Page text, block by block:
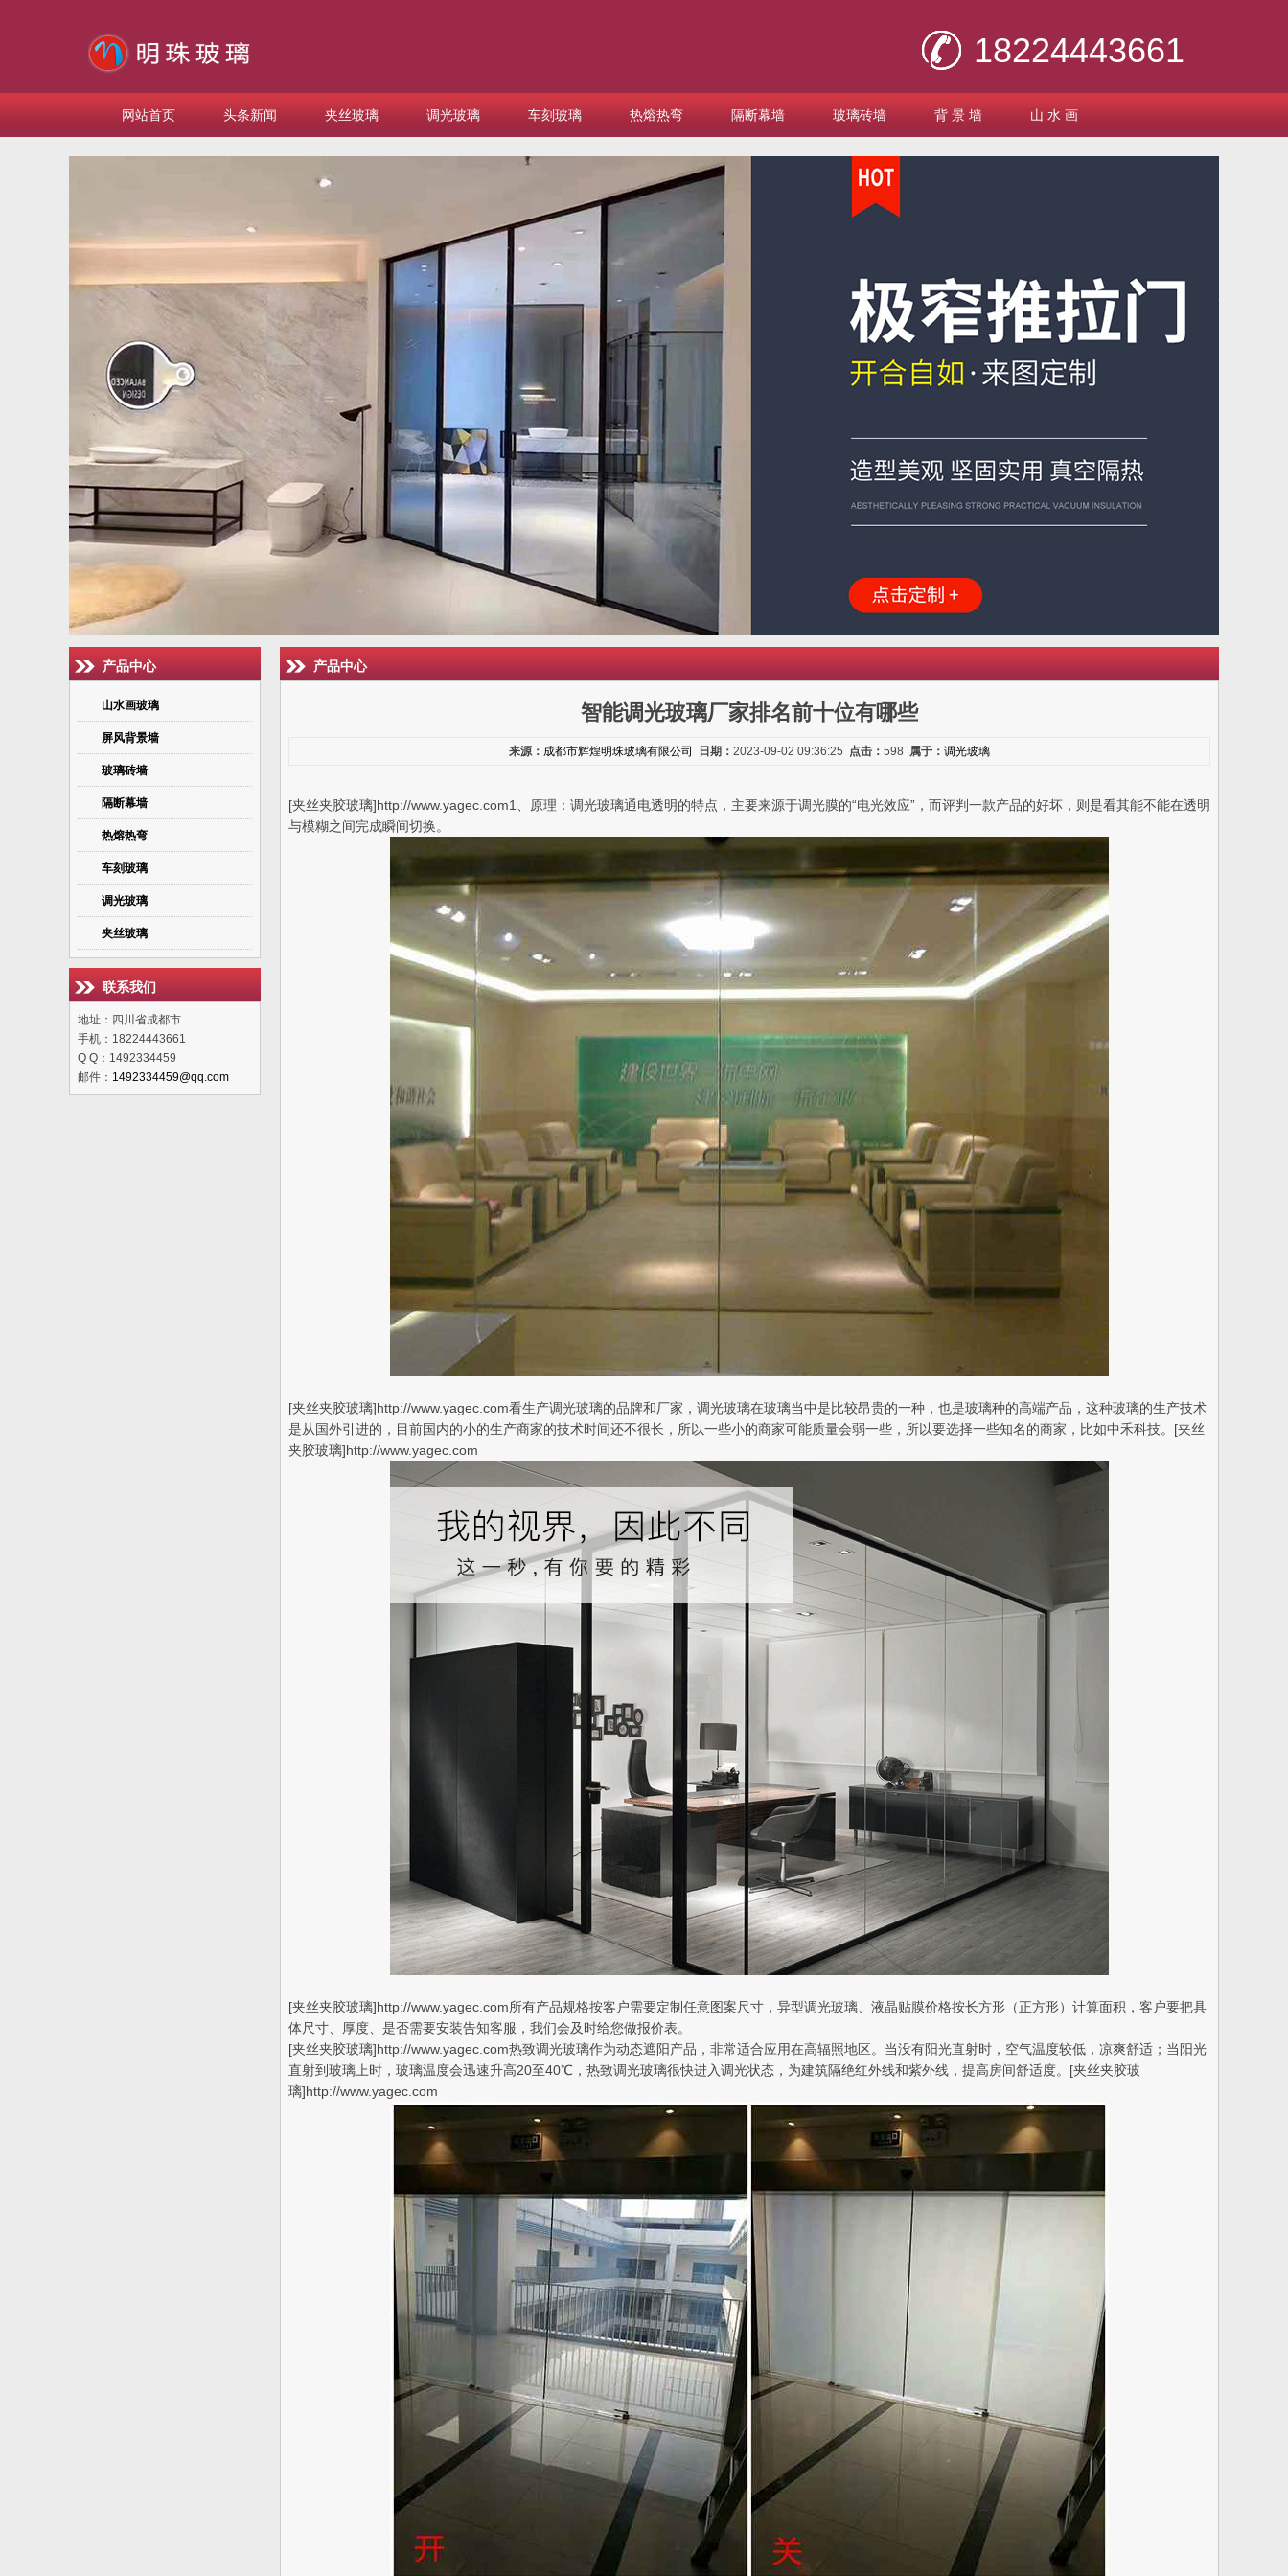
18224443661
网站首页 头条新闻 夹丝玻璃 调光玻璃 车刻玻璃 热熔热弯 隔断幕墙 玻璃砖墙 背 景 墙 山 水 画
产品中心
山水画玻璃
屏风背景墙
玻璃砖墙
隔断幕墙
热熔热弯
车刻玻璃
调光玻璃
夹丝玻璃
联系我们
地址：四川省成都市
手机：18224443661
Q Q：1492334459
邮件： 1492334459@qq.com
产品中心
智能调光玻璃厂家排名前十位有哪些
来源： 成都市辉煌明珠玻璃有限公司 日期： 2023-09-02 09:36:25 点击： 598 属于： 调光玻璃
[夹丝夹胶玻璃]http://www.yagec.com1、原理：调光玻璃通电透明的特点，主要来源于调光膜的“电光效应”，而评判一款产品的好坏，则是看其能不能在透明
与模糊之间完成瞬间切换。
[夹丝夹胶玻璃]http://www.yagec.com看生产调光玻璃的品牌和厂家，调光玻璃在玻璃当中是比较昂贵的一种，也是玻璃种的高端产品，这种玻璃的生产技术
是从国外引进的，目前国内的小的生产商家的技术时间还不很长，所以一些小的商家可能质量会弱一些，所以要选择一些知名的商家，比如中禾科技。[夹丝
夹胶玻璃]http://www.yagec.com
[夹丝夹胶玻璃]http://www.yagec.com所有产品规格按客户需要定制任意图案尺寸，异型调光玻璃、液晶贴膜价格按长方形（正方形）计算面积，客户要把具
体尺寸、厚度、是否需要安装告知客服，我们会及时给您做报价表。
[夹丝夹胶玻璃]http://www.yagec.com热致调光玻璃作为动态遮阳产品，非常适合应用在高辐照地区。当没有阳光直射时，空气温度较低，凉爽舒适；当阳光
直射到玻璃上时，玻璃温度会迅速升高20至40℃，热致调光玻璃很快进入调光状态，为建筑隔绝红外线和紫外线，提高房间舒适度。[夹丝夹胶玻
璃]http://www.yagec.com